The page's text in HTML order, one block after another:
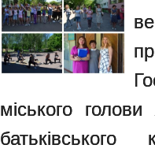
міського
батьківського